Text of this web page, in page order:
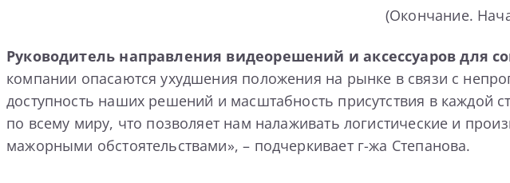
(Окончание.
Руководитель направления видеорешений и аксессуаров для
компании опасаются ухудшения положения на рынке в связи с
доступность наших решений и масштабность присутствия в каждой
по всему миру, что позволяет нам налаживать логистические и
мажорными обстоятельствами», – подчеркивает г-жа Степанова.